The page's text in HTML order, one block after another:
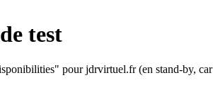
test
pour jdrvirtuel.fr (en stand-by,